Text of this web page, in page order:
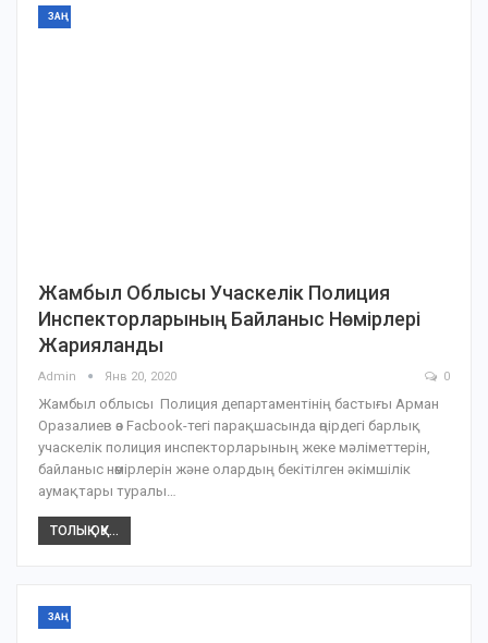
ЗАҢ
Жамбыл Облысы Учаскелік Полиция
Инспекторларының Байланыс Нөмірлері
Жарияланды
Admin Янв 20, 2020 0
Жамбыл облысы Полиция департаментінің бастығы Арман
Оразалиев өз Facbook-тегі парақшасында өңірдегі барлық
учаскелік полиция инспекторларының жеке мәліметтерін,
байланыс нөмірлерін және олардың бекітілген әкімшілік
аумақтары туралы…
ТОЛЫҚ ОҚУ...
ЗАҢ